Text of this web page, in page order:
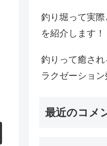
釣り堀って実
を紹介します！
釣りって癒さ
ラクゼーション
最近のコメ